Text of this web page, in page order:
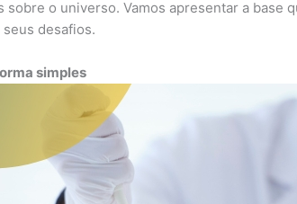
o universo. Vamos apresentar a base
desafios.
simples